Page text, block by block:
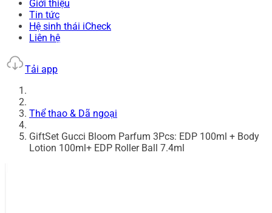
Giới thiệu
Tin tức
Hệ sinh thái iCheck
Liên hệ
Tải app
Thể thao & Dã ngoại
GiftSet Gucci Bloom Parfum 3Pcs: EDP 100ml + Body
Lotion 100ml+ EDP Roller Ball 7.4ml